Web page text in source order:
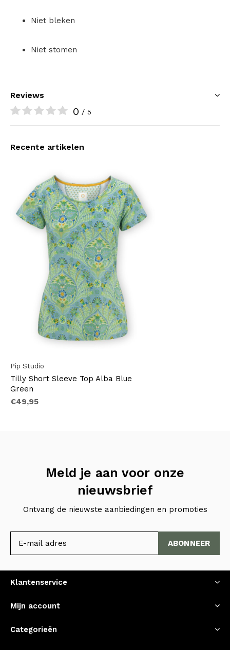
Niet bleken
Niet stomen
Reviews
0 / 5
Recente artikelen
Pip Studio
Tilly Short Sleeve Top Alba Blue
Green
€49,95
Meld je aan voor onze
nieuwsbrief
Ontvang de nieuwste aanbiedingen en promoties
ABONNEER
Klantenservice
Mijn account
Categorieën